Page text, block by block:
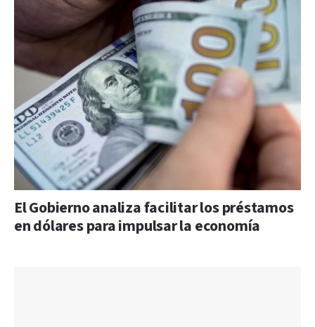
El Gobierno analiza facilitar los préstamos
en dólares para impulsar la economía